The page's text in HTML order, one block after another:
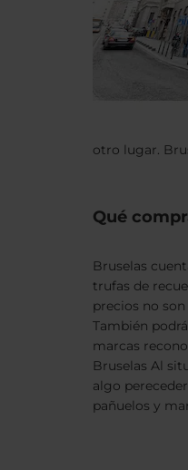
otro lugar.
Qué
Bruselas
trufas de
precios no
También
marcas
Bruselas Al
algo
pañuelos y